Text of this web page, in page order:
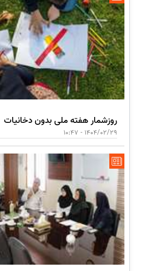
روزشمار هفته ملی بدون دخانیات
1404/02/29 - 10:47